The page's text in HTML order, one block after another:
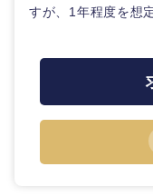
すが、1年程度を想